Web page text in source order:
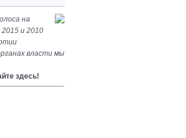
на
и 2010
власти мы
здесь!